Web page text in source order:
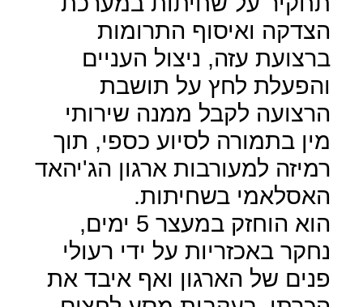
הצדקה ואיסוף התרומות
ברצועת עזה, ניצול העניים
והפעלת לחץ על תושבת
הרצועה לקבל ממנה שירותי
מין בתמורה לסיוע כספי, תוך
רמיזה למעורבות ארגון הג'יהאד
האסלאמי בשחיתות.
הוא הוחזק במעצר 5 ימים,
נחקר באכזריות על ידי רעולי
פנים של הארגון ואף איבד את